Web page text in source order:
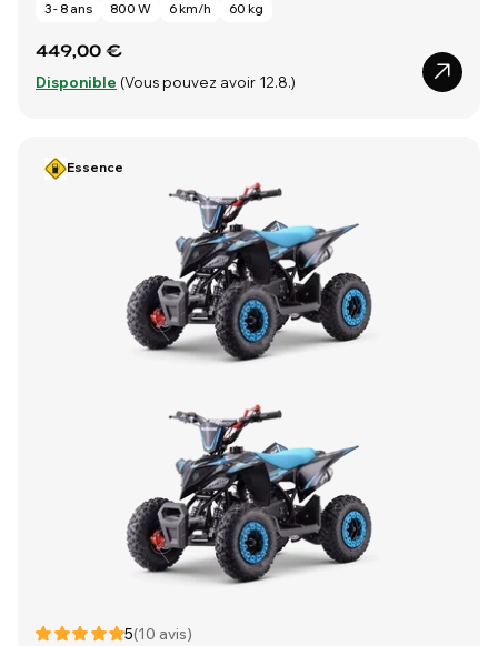
3 - 8 ans 800 W 6 km/h 60 kg
449,00 €
Disponible (Vous pouvez avoir 12.8.)
Essence
5(10 avis)